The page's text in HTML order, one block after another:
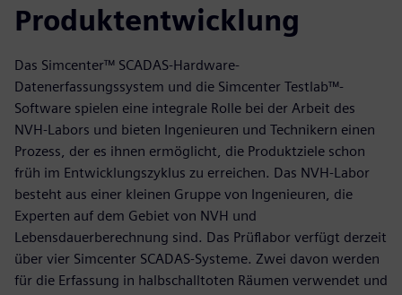
Produktentwicklung
Das Simcenter™ SCADAS-Hardware-
Datenerfassungssystem und die Simcenter Testlab™-
Software spielen eine integrale Rolle bei der Arbeit des
NVH-Labors und bieten Ingenieuren und Technikern einen
Prozess, der es ihnen ermöglicht, die Produktziele schon
früh im Entwicklungszyklus zu erreichen. Das NVH-Labor
besteht aus einer kleinen Gruppe von Ingenieuren, die
Experten auf dem Gebiet von NVH und
Lebensdauerberechnung sind. Das Prüflabor verfügt derzeit
über vier Simcenter SCADAS-Systeme. Zwei davon werden
für die Erfassung in halbschalltoten Räumen verwendet und